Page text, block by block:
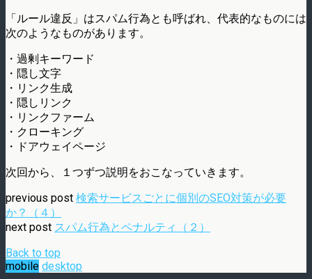
「ルール違反」はスパム行為とも呼ばれ、代表的なものには
次のようなものがあります。
・過剰キーワード
・隠し文字
・リンク生成
・隠しリンク
・リンクファーム
・クローキング
・ドアウェイページ
次回から、１つずつ説明をおこなっていきます。
previous post 検索サービスごとに個別のSEO対策が必要
か？（４）
next post スパム行為とペナルティ（２）
Back to top
mobile desktop